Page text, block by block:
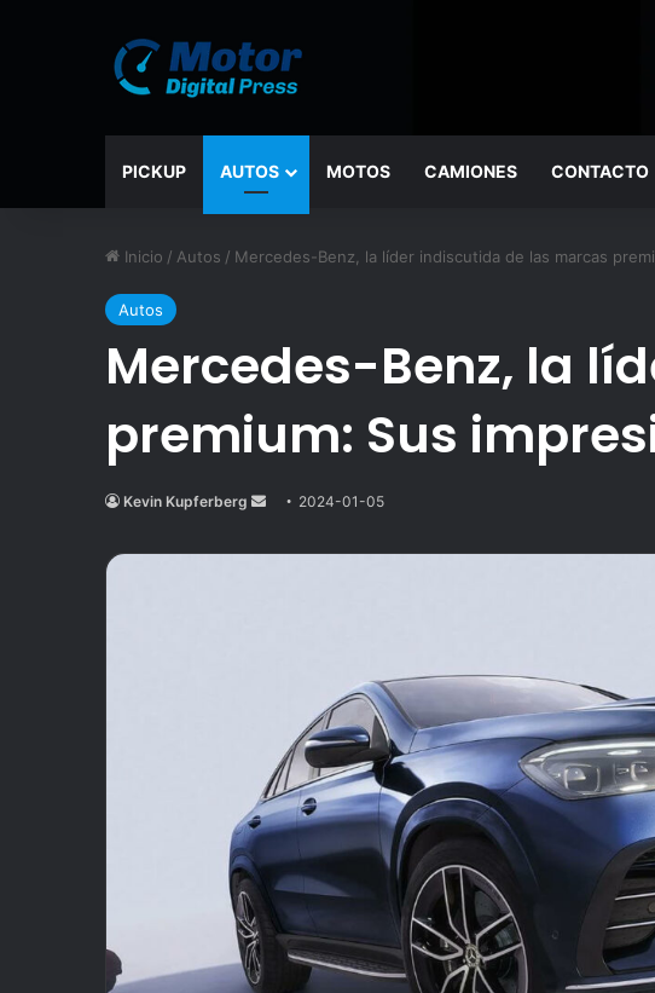
PICKUP AUTOS MOTOS CAMIONES CONTACTO
Inicio / Autos / Mercedes-Benz, la líder indiscutida de las marcas
Autos
Mercedes-Benz, la
premium: Sus
Kevin Kupferberg
Send
email
2024-01-05